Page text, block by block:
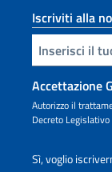
Iscriviti alla
Inserisci la tua email
Accettazione
Autorizzo il
Decreto
Sì, voglio